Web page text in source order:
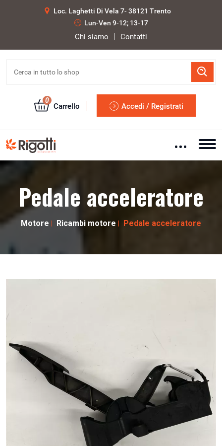
Loc. Laghetti Di Vela 7- 38121 Trento
Lun-Ven 9-12; 13-17
Chi siamo Contatti
0
Carrello Accedi / Registrati
Pedale acceleratore
Motore Ricambi motore Pedale acceleratore